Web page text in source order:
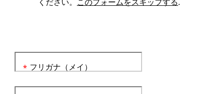
フリガナ（メイ）
*